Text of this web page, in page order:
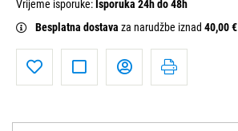
Vrijeme isporuke:Isporuka 24h do 48h
Besplatna dostava za narudžbe iznad 40,00 €